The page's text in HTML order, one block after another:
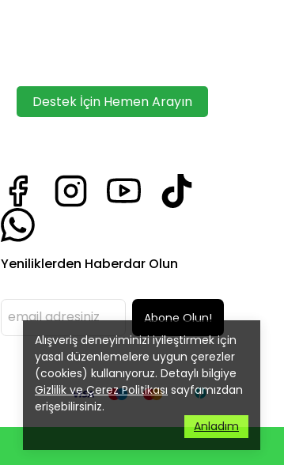
Alışveriş deneyiminizi iyileştirmek için
yasal düzenlemelere uygun çerezler
(cookies) kullanıyoruz. Detaylı bilgiye
Gizlilik ve Çerez Politikası sayfamızdan
erişebilirsiniz.
Anladım
Destek İçin Hemen Arayın
Yeniliklerden Haberdar Olun
Abone Olun!